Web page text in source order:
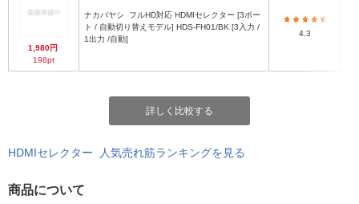
1,980円
198pt
ナカバヤシ
ト / 自動切り替えモデル] HDS-FH01/BK [3入力 /
1出力 /自動]
4.3
詳しく比較する
HDMIセレクター 人気売れ筋ランキングを見る
商品について